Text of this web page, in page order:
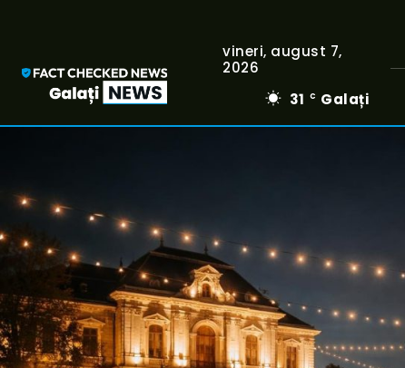
vineri, august 7,
2026
31
C Galați